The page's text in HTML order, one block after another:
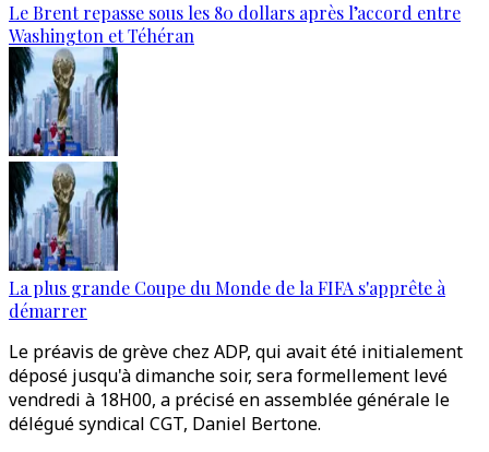
Le Brent repasse sous les 80 dollars après l’accord entre
Washington et Téhéran
La plus grande Coupe du Monde de la FIFA s'apprête à
démarrer
Le préavis de grève chez ADP, qui avait été initialement
déposé jusqu'à dimanche soir, sera formellement levé
vendredi à 18H00, a précisé en assemblée générale le
délégué syndical CGT, Daniel Bertone.